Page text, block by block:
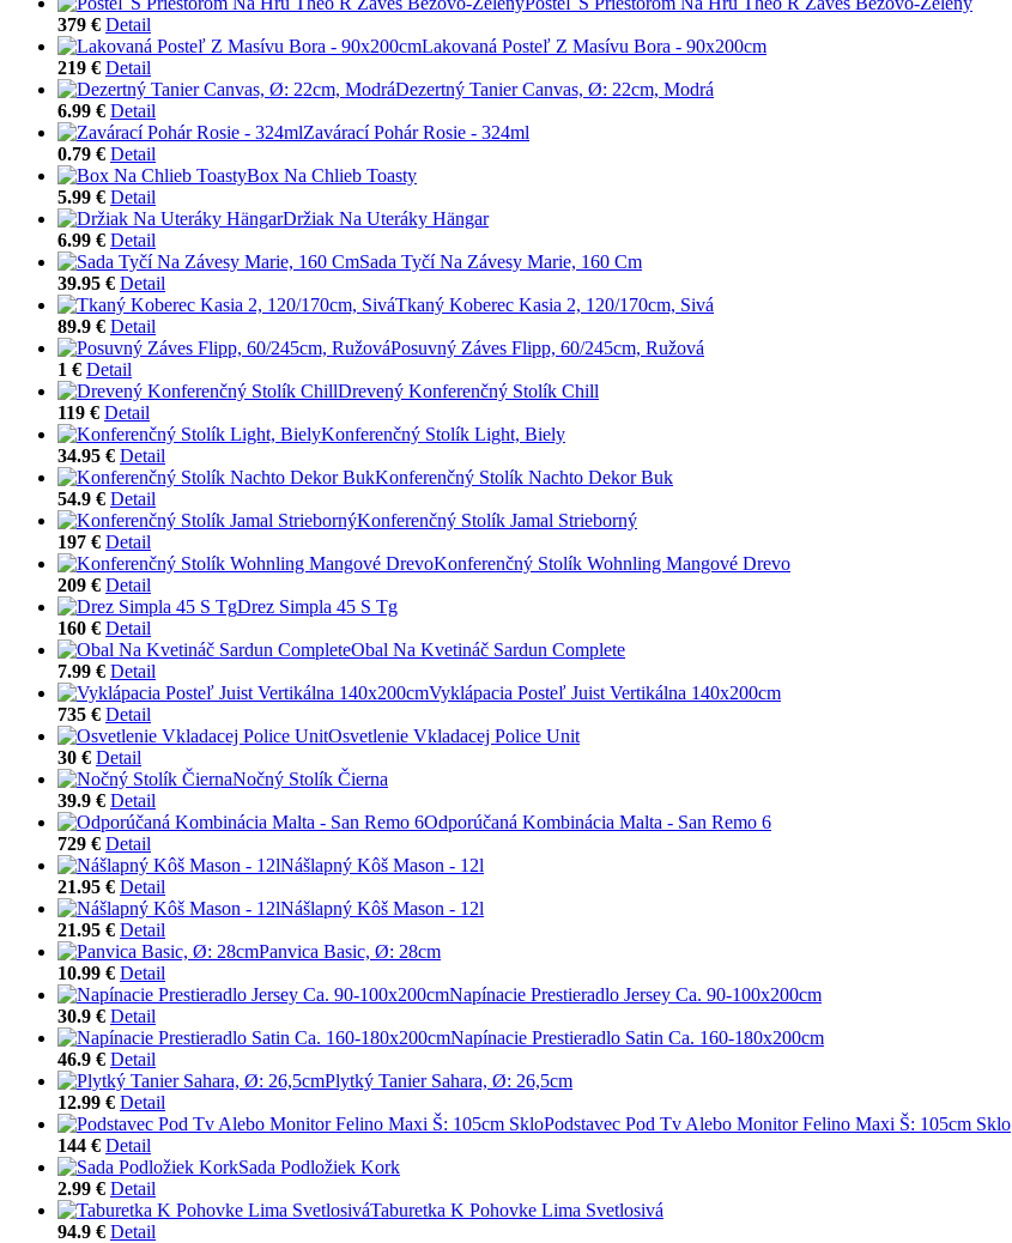
379 € Detail
Lakovaná Posteľ Z Masívu Bora - 90x200cm
219 € Detail
Dezertný Tanier Canvas, Ø: 22cm, Modrá
6.99 € Detail
Zavárací Pohár Rosie - 324ml
0.79 € Detail
Box Na Chlieb Toasty
5.99 € Detail
Držiak Na Uteráky Hängar
6.99 € Detail
Sada Tyčí Na Závesy Marie, 160 Cm
39.95 € Detail
Tkaný Koberec Kasia 2, 120/170cm, Sivá
89.9 € Detail
Posuvný Záves Flipp, 60/245cm, Ružová
1 € Detail
Drevený Konferenčný Stolík Chill
119 € Detail
Konferenčný Stolík Light, Biely
34.95 € Detail
Konferenčný Stolík Nachto Dekor Buk
54.9 € Detail
Konferenčný Stolík Jamal Strieborný
197 € Detail
Konferenčný Stolík Wohnling Mangové Drevo
209 € Detail
Drez Simpla 45 S Tg
160 € Detail
Obal Na Kvetináč Sardun Complete
7.99 € Detail
Vyklápacia Posteľ Juist Vertikálna 140x200cm
735 € Detail
Osvetlenie Vkladacej Police Unit
30 € Detail
Nočný Stolík Čierna
39.9 € Detail
Odporúčaná Kombinácia Malta - San Remo 6
729 € Detail
Nášlapný Kôš Mason - 12l
21.95 € Detail
Nášlapný Kôš Mason - 12l
21.95 € Detail
Panvica Basic, Ø: 28cm
10.99 € Detail
Napínacie Prestieradlo Jersey Ca. 90-100x200cm
30.9 € Detail
Napínacie Prestieradlo Satin Ca. 160-180x200cm
46.9 € Detail
Plytký Tanier Sahara, Ø: 26,5cm
12.99 € Detail
Podstavec Pod Tv Alebo Monitor Felino Maxi Š: 105cm Sklo
144 € Detail
Sada Podložiek Kork
2.99 € Detail
Taburetka K Pohovke Lima Svetlosivá
94.9 € Detail